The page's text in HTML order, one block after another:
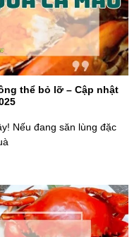
thể bỏ lỡ – Cập nhật
Nếu đang săn lùng đặc